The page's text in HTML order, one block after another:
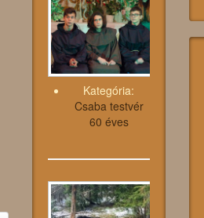
Kategória:
Csaba testvér
60 éves